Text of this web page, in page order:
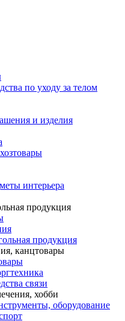
по уходу за телом
и изделия
интерьера
продукция
продукция
канцтовары
связи
хобби
оборудование